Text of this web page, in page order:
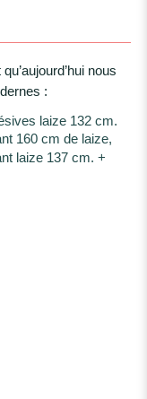
nous
:
laize 132 cm.
160 cm de laize,
laize 137 cm. +